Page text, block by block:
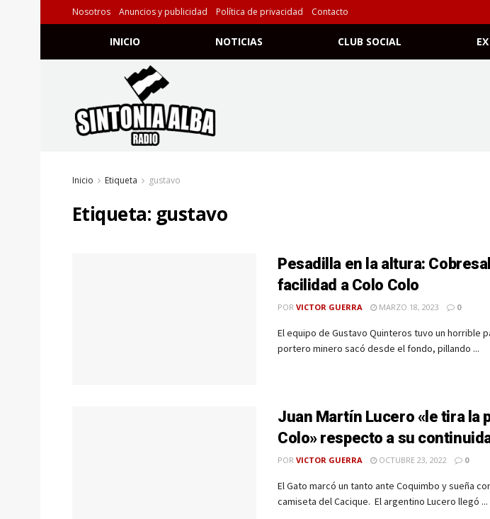
Nosotros Anuncios y publicidad Política de privacidad Contacto
INICIO NOTICIAS CLUB SOCIAL
Inicio Etiqueta gustavo
Etiqueta: gustavo
Pesadilla en la altura:
facilidad a Colo Colo
POR VICTOR GUERRA MARZO 18, 2023 0
El equipo de Gustavo Quinteros tuvo un horrible
portero minero sacó desde el fondo, pillando ...
Juan Martín Lucero «le tira la
Colo» respecto a su
POR VICTOR GUERRA OCTUBRE 23, 2022 0
El Gato marcó un tanto ante Coquimbo y sueña
camiseta del Cacique. El argentino Lucero llegó ...